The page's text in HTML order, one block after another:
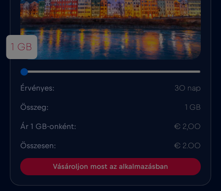
1 GB
Érvényes: 30 nap
Összeg: 1 GB
Ár 1 GB-onként: € 2,00
Összesen: € 2.00
Vásároljon most az alkalmazásban